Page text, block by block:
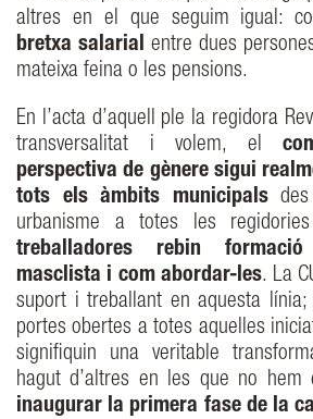
altres en el que seguim igual:
bretxa salarial entre dues
mateixa feina o les pensions.
En l’acta d’aquell ple la regidora
transversalitat i volem, el
perspectiva de gènere sigui
tots els àmbits municipalsdes
urbanisme a totes les
treballadores rebin
masclista i com abordar-les. La
suport i treballant en aquesta
portes obertes a totes aquelles
signifiquin una veritable
hagut d’altres en les que no hem
inaugurar la primera fase de la